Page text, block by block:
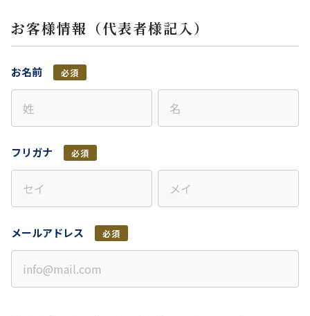
お客様情報（代表者様記入）
お名前 必須
フリガナ 必須
メールアドレス 必須